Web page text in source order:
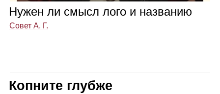
Нужен ли смысл лого и назва­нию
Совет А. Г.
Копните глубже